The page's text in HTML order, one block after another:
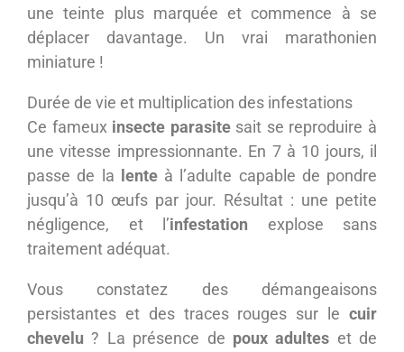
une teinte plus marquée et commence à se
déplacer davantage. Un vrai marathonien
miniature !
Durée de vie et multiplication des infestations
Ce fameux insecte parasitesait se reproduire à
une vitesse impressionnante. En 7 à 10 jours, il
passe de la
lenteà l’adulte capable de pondre
jusqu’à 10 œufs par jour. Résultat : une petite
négligence, et l’infestation explose sans
traitement adéquat.
Vous constatez des démangeaisons
persistantes et des traces rouges sur le cuir
chevelu ? La présence de poux adultes et de